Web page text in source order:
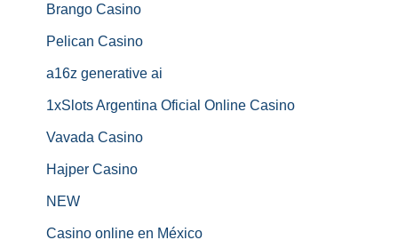
Brango Casino
Pelican Casino
a16z generative ai
1xSlots Argentina Oficial Online Casino
Vavada Casino
Hajper Casino
NEW
Casino online en México